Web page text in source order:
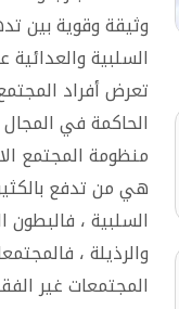
وثيقة وقوية بين
السلبية
تعرض أفراد
الحاكمة في المجال
منظومة المجتمع
هي من تدفع
السلبية ، فالبطون
والرذيلة ،
المجتمعات غير